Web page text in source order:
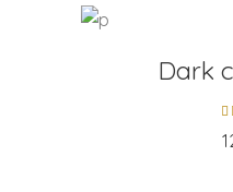
ADD TO CART
Dark